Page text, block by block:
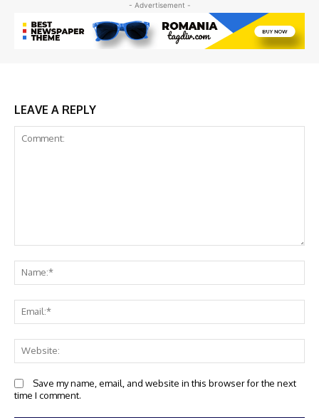
- Advertisement -
LEAVE A REPLY
Comment:
Save my name, email, and website in this browser for the next
time I comment.